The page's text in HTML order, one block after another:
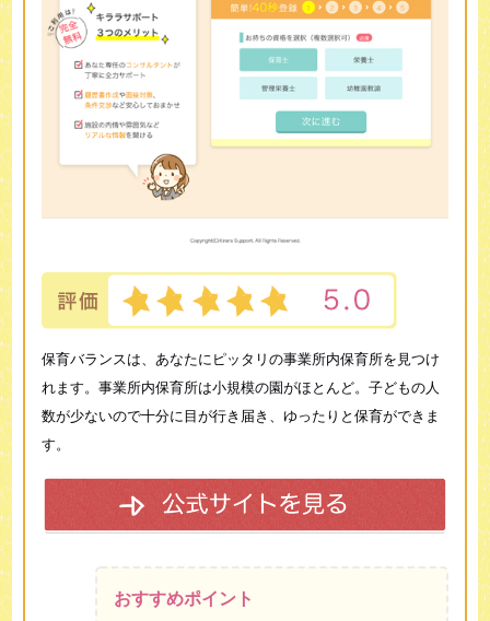
保育バランスは、あなたにピッタリの事業所内保育所を見つけ
れます。事業所内保育所は小規模の園がほとんど。子どもの人
数が少ないので十分に目が行き届き、ゆったりと保育ができま
す。
おすすめポイント